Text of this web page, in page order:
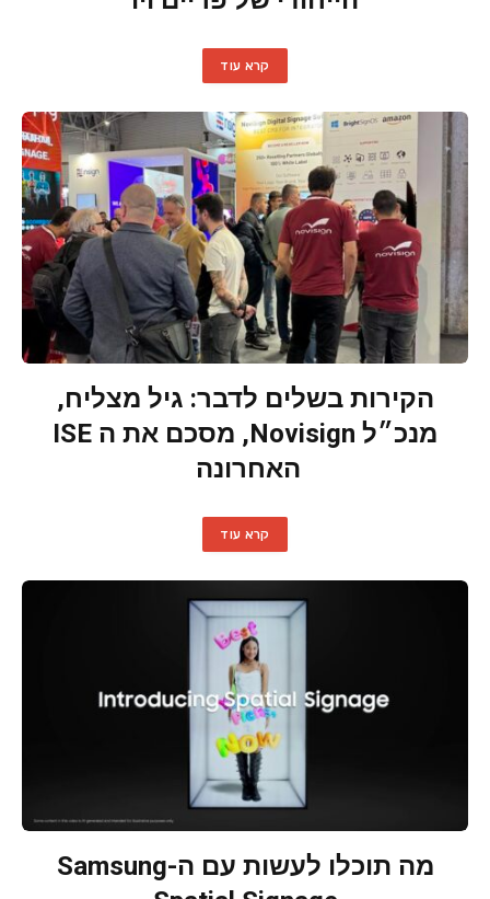
קרא עוד
הקירות בשלים לדבר: גיל מצליח,
מנכ״ל Novisign, מסכם את ה ISE
האחרונה
קרא עוד
מה תוכלו לעשות עם ה-Samsung